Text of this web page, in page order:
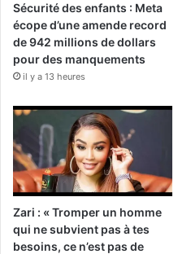
Sécurité des enfants : Meta
écope d’une amende record
de 942 millions de dollars
pour des manquements
il y a 13 heures
Zari : « Tromper un homme
qui ne subvient pas à tes
besoins, ce n’est pas de